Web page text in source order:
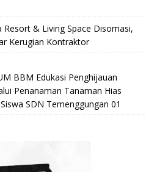
Resort & Living Space Disomasi,
Kerugian Kontraktor
BBM Edukasi Penghijauan
Penanaman Tanaman Hias
SDN Temenggungan 01